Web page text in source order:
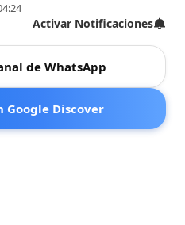
Activar Notificaciones
de WhatsApp
Google Discover